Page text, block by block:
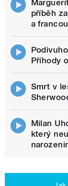
příběh
a
Příhody
Smrt v
Milan
který